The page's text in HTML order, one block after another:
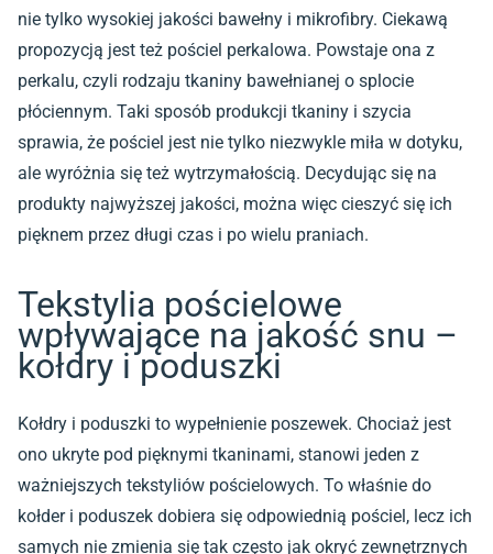
nie tylko wysokiej jakości bawełny i mikrofibry. Ciekawą
propozycją jest też pościel perkalowa. Powstaje ona z
perkalu, czyli rodzaju tkaniny bawełnianej o splocie
płóciennym. Taki sposób produkcji tkaniny i szycia
sprawia, że pościel jest nie tylko niezwykle miła w dotyku,
ale wyróżnia się też wytrzymałością. Decydując się na
produkty najwyższej jakości, można więc cieszyć się ich
pięknem przez długi czas i po wielu praniach.
Tekstylia pościelowe
wpływające na jakość snu –
kołdry i poduszki
Kołdry i poduszki to wypełnienie poszewek. Chociaż jest
ono ukryte pod pięknymi tkaninami, stanowi jeden z
ważniejszych tekstyliów pościelowych. To właśnie do
kołder i poduszek dobiera się odpowiednią pościel, lecz ich
samych nie zmienia się tak często jak okryć zewnętrznych